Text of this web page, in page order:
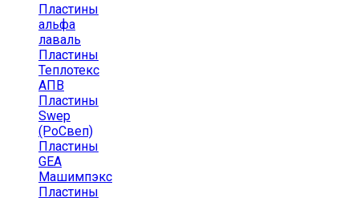
Пластины
альфа
лаваль
Пластины
Теплотекс
АПВ
Пластины
Swep
(РоСвеп)
Пластины
GEA
Машимпэкс
Пластины